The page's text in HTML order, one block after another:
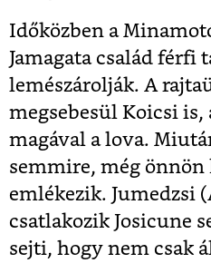
Időközben a
Jamagata család férfi
lemészárolják. A
megsebesül Koicsi
magával a lova.
semmire, még önnön
emlékezik. Jumedzsi
csatlakozik Josicune
sejti, hogy nem csak